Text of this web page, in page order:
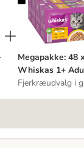
Megapakke: 48
Whiskas 1+
portionsposer
Fjerkræudvalg i